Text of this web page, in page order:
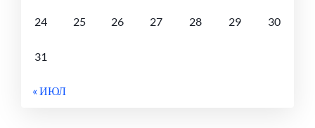
24 25 26 27 28 29 30
31
« ИЮЛ